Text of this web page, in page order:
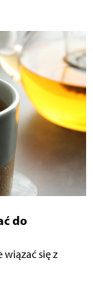
do
wiązać się z